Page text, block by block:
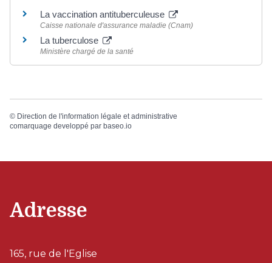
La vaccination antituberculeuse
Caisse nationale d'assurance maladie (Cnam)
La tuberculose
Ministère chargé de la santé
© Direction de l'information légale et administrative
comarquage developpé par baseo.io
Adresse
165, rue de l'Eglise